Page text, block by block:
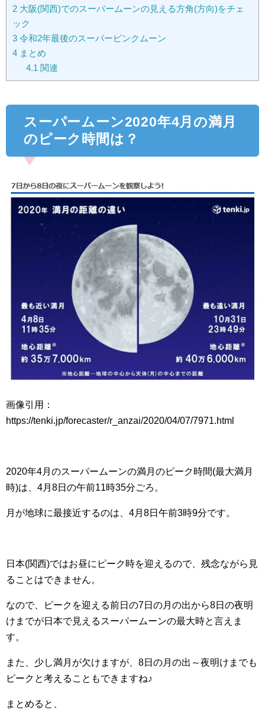
2 大阪(関西)でのスーパームーンの見える方角(方向)をチェ
ック
3 令和2年最後のスーパーピンクムーン
4 まとめ
4.1 関連
スーパームーン2020年4月の満月
のピーク時間は？
画像引用：
https://tenki.jp/forecaster/r_anzai/2020/04/07/7971.html
2020年4月のスーパームーンの満月のピーク時間(最大満月
時)は、4月8日の午前11時35分ごろ。
月が地球に最接近するのは、4月8日午前3時9分です。
日本(関西)ではお昼にピーク時を迎えるので、残念ながら見
ることはできません。
なので、ピークを迎える前日の7日の月の出から8日の夜明
けまでが日本で見えるスーパームーンの最大時と言えま
す。
また、少し満月が欠けますが、8日の月の出～夜明けまでも
ピークと考えることもできますね♪
まとめると、